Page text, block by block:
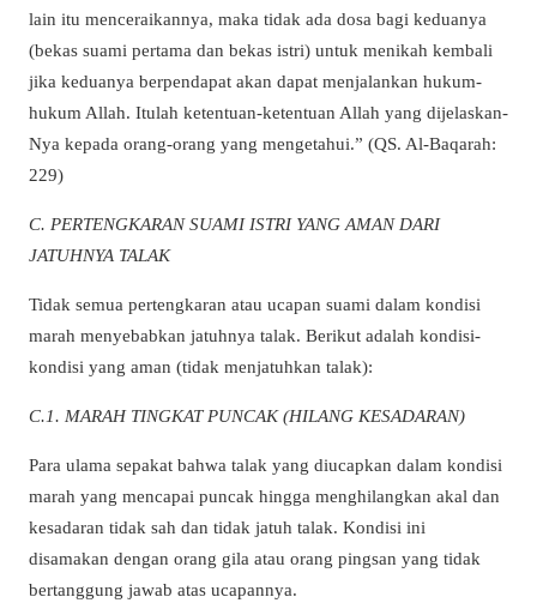
lain itu menceraikannya, maka tidak ada dosa bagi keduanya
(bekas suami pertama dan bekas istri) untuk menikah kembali
jika keduanya berpendapat akan dapat menjalankan hukum-
hukum Allah. Itulah ketentuan-ketentuan Allah yang dijelaskan-
Nya kepada orang-orang yang mengetahui.” (QS. Al-Baqarah:
229)
C. PERTENGKARAN SUAMI ISTRI YANG AMAN DARI
JATUHNYA TALAK
Tidak semua pertengkaran atau ucapan suami dalam kondisi
marah menyebabkan jatuhnya talak. Berikut adalah kondisi-
kondisi yang aman (tidak menjatuhkan talak):
C.1. MARAH TINGKAT PUNCAK (HILANG KESADARAN)
Para ulama sepakat bahwa talak yang diucapkan dalam kondisi
marah yang mencapai puncak hingga menghilangkan akal dan
kesadaran tidak sah dan tidak jatuh talak. Kondisi ini
disamakan dengan orang gila atau orang pingsan yang tidak
bertanggung jawab atas ucapannya.